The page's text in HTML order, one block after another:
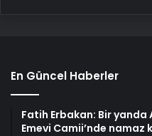
En Güncel Haberler
Fatih Erbakan: Bir yanda
Emevi Camii’nde namaz